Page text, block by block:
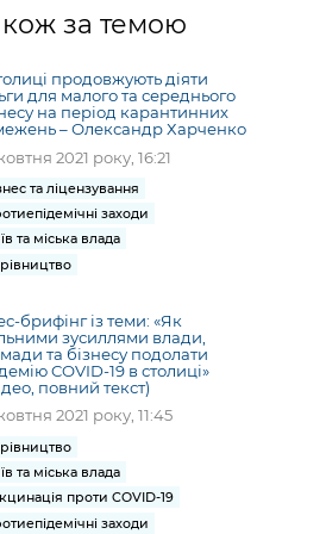
Безбар'єрність
Київська міська військова
адміністрація
Портал послуг
Міський застосунок Київ
Цифровий
Важливе під час
воєнного стану
міській військовій
адміністрації
«Ініціатива
«Партнерство
«Відкритий Уряд» –
місцевий рівень»
Важливе під час
дій чи
про
дашборди
та
/
журналіст
ський
Submitting
a media
request
under
за темою
продовжують діяти
для малого та середнього
на період карантинних
– Олександр Харченко
2021 року, 16:21
та ліцензування
заходи
та міська влада
брифінг із теми: «Як
зусиллями влади,
та бізнесу подолати
COVID-19 в столиці»
повний текст)
2021 року, 11:45
та міська влада
проти COVID-19
заходи